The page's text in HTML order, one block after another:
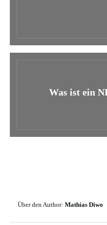
Was ist ein
Über den Author: Mathias Diwo